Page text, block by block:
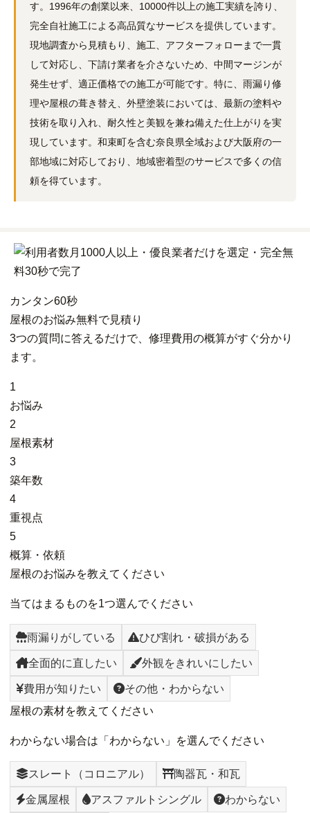
す。1996年の創業以来、10000件以上の施工実績を誇り、
完全自社施工による高品質なサービスを提供しています。
現地調査から見積もり、施工、アフターフォローまで一貫
して対応し、下請け業者を介さないため、中間マージンが
発生せず、適正価格での施工が可能です。特に、雨漏り修
理や屋根の葺き替え、外壁塗装においては、最新の塗料や
技術を取り入れ、耐久性と美観を兼ね備えた仕上がりを実
現しています。和束町を含む奈良県全域および大阪府の一
部地域に対応しており、地域密着型のサービスで多くの信
頼を得ています。
カンタン60秒
屋根のお悩み無料で見積り
3つの質問に答えるだけで、修理費用の概算がすぐ分かり
ます。
1
お悩み
2
屋根素材
3
築年数
4
重視点
5
概算・依頼
屋根のお悩みを教えてください
当てはまるものを1つ選んでください
雨漏りがしている ひび割れ・破損がある
全面的に直したい 外観をきれいにしたい
費用が知りたい
その他・わからない
屋根の素材を教えてください
わからない場合は「わからない」を選んでください
スレート（コロニアル） 陶器瓦・和瓦
金属屋根 アスファルトシングル わからない